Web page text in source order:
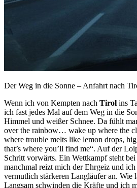
Der Weg in die Sonne – Anfahrt nach
Wenn ich von Kempten nach Tirol ins
ich fast jedes Mal auf dem Weg in die
Himmel und weißer Schnee. Da fühlt
over the rainbow… wake up where the
where trouble melts like lemon drops,
that’s where you’ll find me“. Auf der
Schritt vorwärts. Ein Wettkampf steht
manchmal reizt mich der Ehrgeiz und
vermutlich stärkeren Langläufer an. Wie
Langsam schwinden die Kräfte und ich